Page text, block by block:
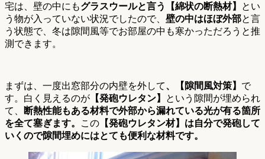
宅は、壁の中にもグラスウールと言う【綿状の断熱材】
とい
う物が入っていない状況でしたので、 壁の中はほぼ外部と言
う状態で、冬は隙間風等でお部屋の中も寒かっただろうと推
測できます。
まずは、一度出窓部分の内壁を外して、【隙間風対策】 で
す。白く見えるのが 【発砲ウレタン】
という隙間が埋められ
て、
断熱性能もある材料で外部から漏れている光が有る箇所
を全て塞ぎます。
この 【発砲ウレタン材】は自分で発砲して
いくので隙間埋めにはとても便利な材料です。